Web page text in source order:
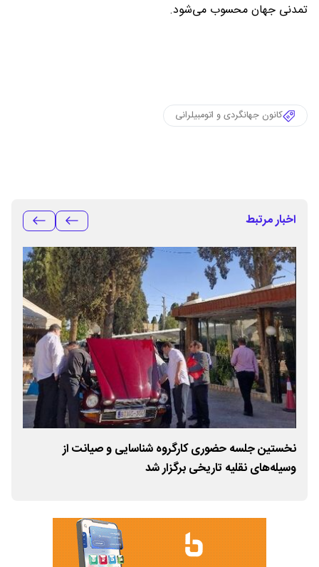
تمدنی جهان محسوب می‌شود.
کانون جهانگردی و اتومبیلرانی
اخبار مرتبط
نخستین جلسه حضوری کارگروه شناسایی و صیانت از
وسیله‌های نقلیه تاریخی برگزار شد